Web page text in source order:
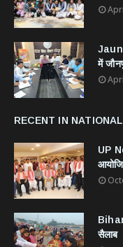
में
RECENT IN NATIONAL
UP
Bihar
सैलाब